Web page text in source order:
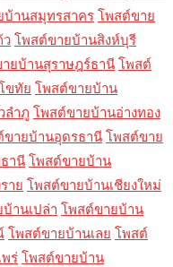
บ้านสมุทรสาคร โพสต์ขาย
ว โพสต์ขายบ้านสิงห์บุรี
ยบ้านสุราษฎร์ธานี โพสต์
ขทัย โพสต์ขายบ้าน
ลำภู โพสต์ขายบ้านอ่างทอง
ขายบ้านอุดรธานี โพสต์ขาย
านี โพสต์ขายบ้าน
าย โพสต์ขายบ้านเชียงใหม่
านเปล่า โพสต์ขายบ้าน
โพสต์ขายบ้านเลย โพสต์
ร่ โพสต์ขายบ้าน